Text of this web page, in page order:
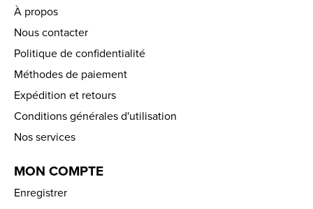
À propos
Nous contacter
Politique de confidentialité
Méthodes de paiement
Expédition et retours
Conditions générales d'utilisation
Nos services
MON COMPTE
Enregistrer